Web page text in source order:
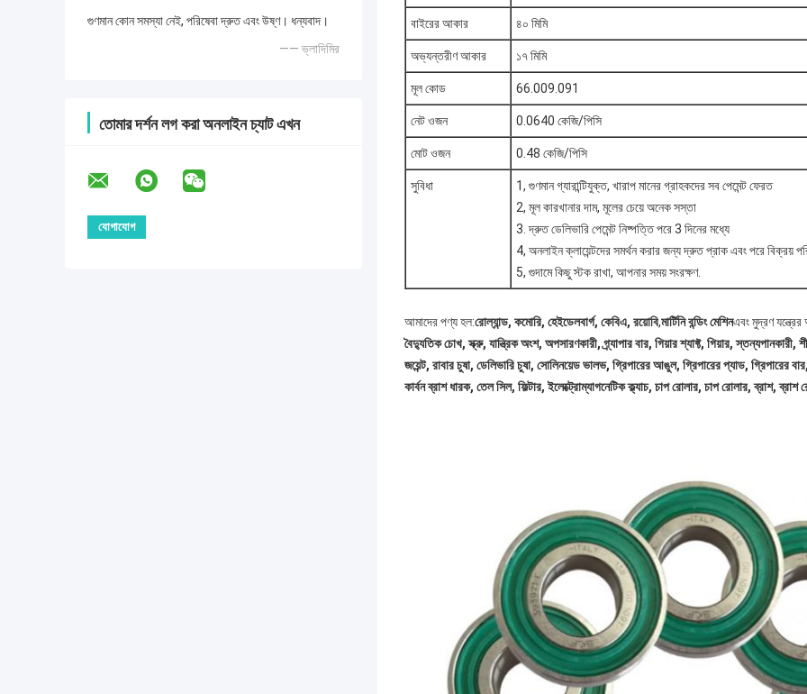
গুণমান কোন সমস্যা নেই, পরিষেবা দ্রুত এবং উষ্ণ। ধন্যবাদ।
—— ভ্লাদিমির
তোমার দর্শন লগ করা অনলাইন চ্যাট এখন
বাইরের আকার ৪০ মিমি
অভ্যন্তরীণ আকার ১৭ মিমি
মূল কোড 66.009.091
নেট ওজন 0.0640 কেজি/পিসি
মোট ওজন 0.48 কেজি/পিসি
সুবিধা
1, গুণমান গ্যারান্টিযুক্ত, খারাপ মানের গ্রাহকদের সব পেমেন্ট ফেরত
2, মূল কারখানার দাম, মূলের চেয়ে অনেক সস্তা
3. দ্রুত ডেলিভারি পেমেন্ট নিষ্পত্তি পরে 3 দিনের মধ্যে
4, অনলাইন ক্লায়েন্টদের সমর্থন করার জন্য দ্রুত প্রাক এবং পরে বিক্রয়
5, গুদামে কিছু স্টক রাখা, আপনার সময় সংরক্ষণ.
আমাদের পণ্য হল:রোল্যান্ড, কমোরি, হেইডেলবার্গ, কেবিএ, রয়োবি,মার্টিনি বন্ডিং মেশিনএবং মুদ্রণ যন্ত্রের
বৈদ্যুতিক চোখ, স্ক্রু, যান্ত্রিক অংশ, অপসারণকারী, গ্র্যাপার বার, গিয়ার শ্যাফ্ট, গিয়ার, স্তন্যপানকারী,
জয়েন্ট, রাবার চুষা, ডেলিভারি চুষা, সোলিনয়েড ভালভ, গ্রিপারের আঙুল, গ্রিপারের প্যাড, গ্রিপারের
কার্বন ব্রাশ ধারক, তেল সিল, ফিল্টার, ইলেক্ট্রোম্যাগনেটিক ক্ল্যাচ, চাপ রোলার, চাপ রোলার, ব্রাশ, ব্রাশ